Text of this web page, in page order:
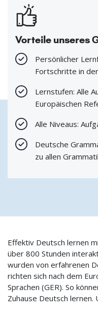
Vorteile unseres
Persönlicher
Fortschritte in
Lernstufen: Alle
Europäischen
Alle Niveaus:
Deutsche
zu allen
Effektiv Deutsch lernen
über 800 Stunden
wurden von erfahrenen
richten sich nach dem
Sprachen (GER). So
Zuhause Deutsch lernen.